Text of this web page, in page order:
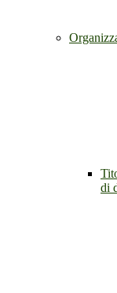
di